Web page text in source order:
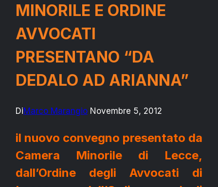
MINORILE E ORDINE
AVVOCATI
PRESENTANO “DA
DEDALO AD ARIANNA”
DiMarco Marangio Novembre 5, 2012
il nuovo convegno presentato da
Camera Minorile di Lecce,
dall’Ordine degli Avvocati di